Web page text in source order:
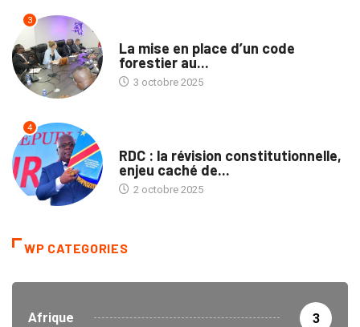
3
La mise en place d’un code
forestier au...
3 octobre 2025
4
RDC : la révision constitutionnelle,
enjeu caché de...
2 octobre 2025
WP CATEGORIES
Afrique 3